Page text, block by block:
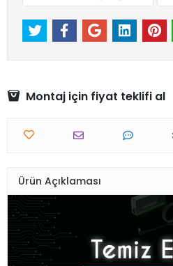
Montaj için fiyat teklifi al
Ürün Açıklaması